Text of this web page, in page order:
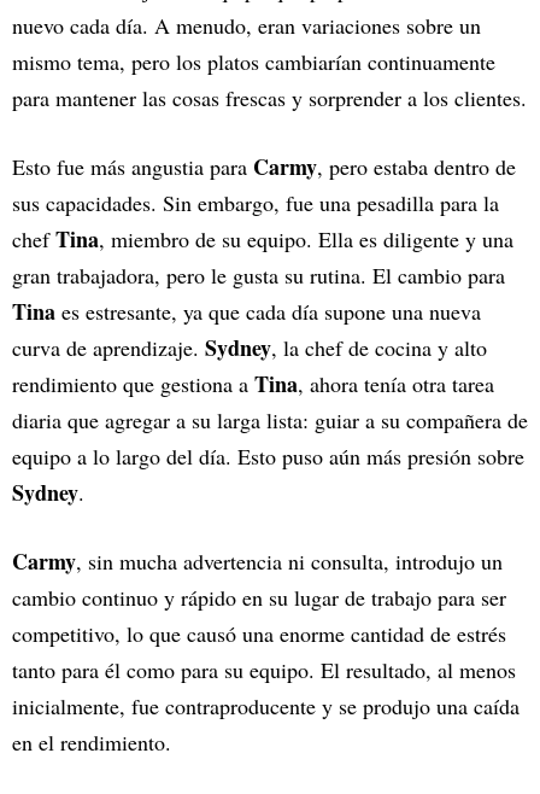
nuevo cada día. A menudo, eran variaciones sobre un
mismo tema, pero los platos cambiarían continuamente
para mantener las cosas frescas y sorprender a los clientes.
Esto fue más angustia para Carmy, pero estaba dentro de
sus capacidades. Sin embargo, fue una pesadilla para la
chefTina, miembro de su equipo. Ella es diligente y una
gran trabajadora, pero le gusta su rutina. El cambio para
Tina es estresante, ya que cada día supone una nueva
curva de aprendizaje. Sydney, la chef de cocina y alto
rendimiento que gestiona a Tina, ahora tenía otra tarea
diaria que agregar a su larga lista: guiar a su compañera de
equipo a lo largo del día. Esto puso aún más presión sobre
Sydney.
Carmy, sin mucha advertencia ni consulta, introdujo un
cambio continuo y rápido en su lugar de trabajo para ser
competitivo, lo que causó una enorme cantidad de estrés
tanto para él como para su equipo. El resultado, al menos
inicialmente, fue contraproducente y se produjo una caída
en el rendimiento.